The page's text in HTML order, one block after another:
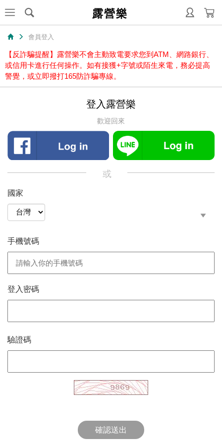
露營樂
會員登入
【反詐騙提醒】露營樂不會主動致電要求您到ATM、網路銀行、
或信用卡進行任何操作。如有接獲+字號或陌生來電，務必提高
警覺，或立即撥打165防詐騙專線。
登入露營樂
歡迎回來
或
國家
手機號碼
登入密碼
驗證碼
確認送出